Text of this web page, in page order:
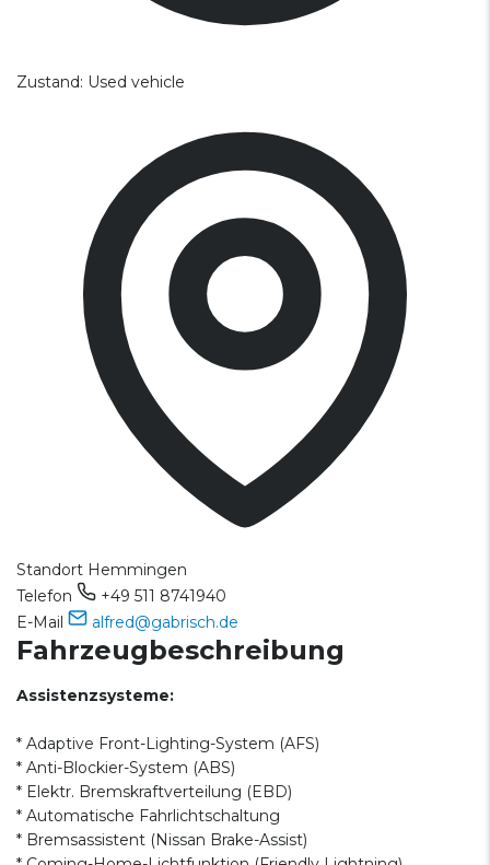
Zustand: Used vehicle
Standort Hemmingen
Telefon
+49 511 8741940
E-Mail
alfred@gabrisch.de
Fahrzeugbeschreibung
Assistenzsysteme:
* Adaptive Front-Lighting-System (AFS)
* Anti-Blockier-System (ABS)
* Elektr. Bremskraftverteilung (EBD)
* Automatische Fahrlichtschaltung
* Bremsassistent (Nissan Brake-Assist)